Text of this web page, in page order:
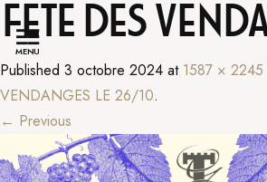
MENU
FETE DES
Published 3 octobre 2024 at 1587 × 2245
VENDANGES LE 26/10.
← Previous